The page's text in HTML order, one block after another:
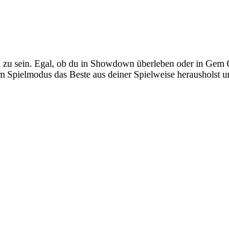
sein. Egal, ob du in Showdown überleben oder in Gem
das Beste aus deiner Spielweise herausholst